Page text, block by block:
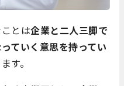
とは企業と二人三脚で
ていく意思を持ってい
す。